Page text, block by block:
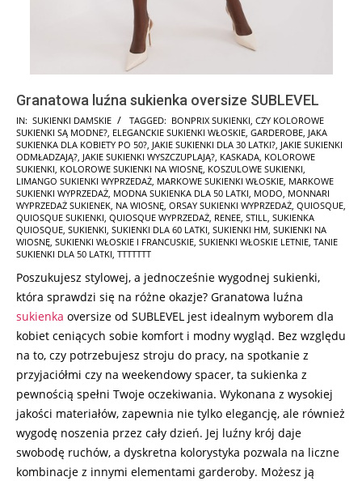
Granatowa luźna sukienka oversize SUBLEVEL
2025-
10-
18
IN: SUKIENKI DAMSKIE TAGGED: BONPRIX SUKIENKI, CZY KOLOROWE
SUKIENKI SĄ MODNE?, ELEGANCKIE SUKIENKI WŁOSKIE, GARDEROBE, JAKA
SUKIENKA DLA KOBIETY PO 50?, JAKIE SUKIENKI DLA 30 LATKI?, JAKIE SUKIENKI
ODMŁADZAJĄ?, JAKIE SUKIENKI WYSZCZUPLAJĄ?, KASKADA, KOLOROWE
SUKIENKI, KOLOROWE SUKIENKI NA WIOSNĘ, KOSZULOWE SUKIENKI,
LIMANGO SUKIENKI WYPRZEDAŻ, MARKOWE SUKIENKI WŁOSKIE, MARKOWE
SUKIENKI WYPRZEDAŻ, MODNA SUKIENKA DLA 50 LATKI, MODO, MONNARI
WYPRZEDAŻ SUKIENEK, NA WIOSNĘ, ORSAY SUKIENKI WYPRZEDAŻ, QUIOSQUE,
QUIOSQUE SUKIENKI, QUIOSQUE WYPRZEDAŻ, RENEE, STILL, SUKIENKA
QUIOSQUE, SUKIENKI, SUKIENKI DLA 60 LATKI, SUKIENKI HM, SUKIENKI NA
WIOSNĘ, SUKIENKI WŁOSKIE I FRANCUSKIE, SUKIENKI WŁOSKIE LETNIE, TANIE
SUKIENKI DLA 50 LATKI, TTTTTTT
Poszukujesz stylowej, a jednocześnie wygodnej sukienki,
która sprawdzi się na różne okazje? Granatowa luźna
sukienka oversize od SUBLEVEL jest idealnym wyborem dla
kobiet ceniących sobie komfort i modny wygląd. Bez względu
na to, czy potrzebujesz stroju do pracy, na spotkanie z
przyjaciółmi czy na weekendowy spacer, ta sukienka z
pewnością spełni Twoje oczekiwania. Wykonana z wysokiej
jakości materiałów, zapewnia nie tylko elegancję, ale również
wygodę noszenia przez cały dzień. Jej luźny krój daje
swobodę ruchów, a dyskretna kolorystyka pozwala na liczne
kombinacje z innymi elementami garderoby. Możesz ją